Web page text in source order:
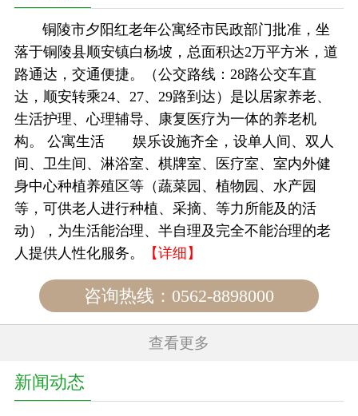
铜陵市夕阳红老年公寓经市民政部门批准，坐
落于铜陵县顺安镇白杨坡，总面积达2万平方米，道
路通达，交通便捷。（公交路线：28路公交车直
达，顺安转乘24、27、29路到达）是以居家养老、
生活护理、心理辅导、康复医疗为一体的养老机
构。 公寓生活 娱乐设施齐全，设单人间、双人
间、卫生间、淋浴室、棋牌室、医疗室、室内外健
身中心种植养殖区等（蔬菜园、植物园、水产园
等，可供老人进行种植、采摘、等力所能及的活
动），为生活能治理、半自理及完全不能治理的老
人提供人性化服务。
【详细】
咨询热线：0562-8898000
查看更多
新闻动态